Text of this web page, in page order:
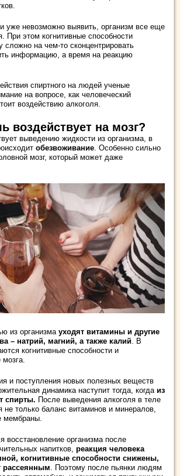
уже невозможно выявить, организм все еще
При этом когнитивные способности
на чем-то сконцентрировать
информацию, а время на реакцию
спиртного на людей ученые
на вопросе, как человеческий
воздействию алкоголя.
воздействует на мозг?
выведению жидкости из организма, в
обезвоживание. Особенно сильно
мозг, который может даже
из организма уходят витамины и другие
– натрий, магний, а также калий. В
когнитивные способности и
мозга.
и поступления новых полезных веществ
динамика наступит тогда, когдаиз
спирты. После выведения алкоголя в теле
не только баланс витаминов и минералов,
мембраны.
восстановление организма после
напитков, реакция человека
когнитивные способности снижены,
рассеянным. Поэтому после пьянки людям